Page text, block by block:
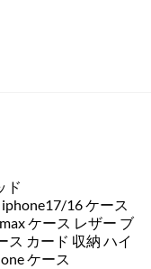
ド
16 ケース
ケース レザー ブ
カード 収納 ハイ
ケース